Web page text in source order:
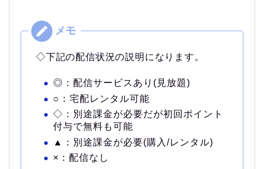
◇下記の配信状況の説明になります。
◎：配信サービスあり(見放題)
○：宅配レンタル可能
◇：別途課金が必要だが初回ポイント
付与で無料も可能
▲：別途課金が必要(購入/レンタル)
×：配信なし